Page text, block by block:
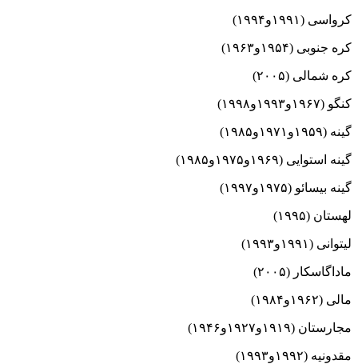
کرواسی (۱۹۹۱و۱۹۹۴)
کره جنوبی (۱۹۵۴و۱۹۶۳)
کره شمالی (۲۰۰۵)
کنگو (۱۹۶۷و۱۹۹۳و۱۹۹۸)
گینه (۱۹۵۹و۱۹۷۱و۱۹۸۵)
گینه استوایی (۱۹۶۹و۱۹۷۵و۱۹۸۵)
گینه بیسائو (۱۹۷۵و۱۹۹۷)
لهستان (۱۹۹۵)
لیتوانی (۱۹۹۱و۱۹۹۳)
ماداگاسکار (۲۰۰۵)
مالی (۱۹۶۲و۱۹۸۴)
مجارستان (۱۹۱۹و۱۹۲۷و۱۹۴۶)
مقدونیه (۱۹۹۲و۱۹۹۳)